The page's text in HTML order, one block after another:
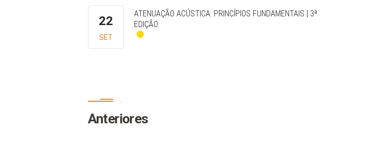
22
SET
ATENUAÇÃO ACÚSTICA: PRINCÍPIOS FUNDAMENTAIS | 3ª
EDIÇÃO
.
Anteriores